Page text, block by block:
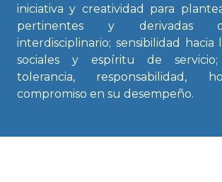
iniciativa y creatividad para
pertinentes y derivadas
interdisciplinario; sensibilidad hacia
sociales y espíritu de
tolerancia, responsabilidad,
compromiso en su desempeño.